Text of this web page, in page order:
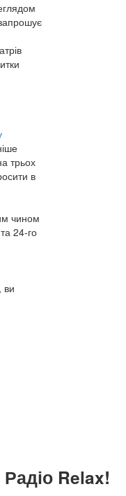
трьох
в
чином
24-го
ви
Relax!